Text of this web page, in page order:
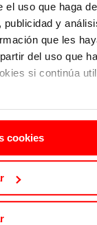
uso que haga
y
que les
del uso que
si continúa
cookies